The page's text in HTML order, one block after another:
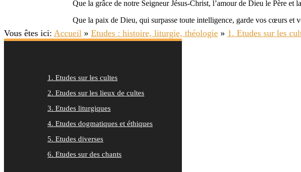
Que la grâce de notre Seigneur Jésus-Christ, l’amour de Dieu le Père
Que la paix de Dieu, qui surpasse toute intelligence, garde vos cœurs et
Vous êtes ici: Accueil » Etudes : histoire, liturgie, théologie » 1. Etudes sur les
1. Etudes sur les cultes
2. Etudes sur les lieux de cultes
3. Etudes liturgiques
4. Etudes dogmatiques et éthiques
5. Etudes diverses
6. Etudes sur des chants